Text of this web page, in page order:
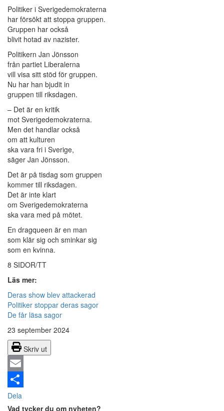
Politiker i Sverigedemokraterna
har försökt att stoppa gruppen.
Gruppen har också
blivit hotad av nazister.
Politikern Jan Jönsson
från partiet Liberalerna
vill visa sitt stöd för gruppen.
Nu har han bjudit in
gruppen till riksdagen.
– Det är en kritik
mot Sverigedemokraterna.
Men det handlar också
om att kulturen
ska vara fri i Sverige,
säger Jan Jönsson.
Det är på tisdag som gruppen
kommer till riksdagen.
Det är inte klart
om Sverigedemokraterna
ska vara med på mötet.
En dragqueen är en man
som klär sig och sminkar sig
som en kvinna.
8 SIDOR/TT
Läs mer:
Deras show blev attackerad
Politiker stoppar deras sagor
De får läsa sagor
23 september 2024
Skriv ut
Email
Dela
Vad tycker du om nyheten?